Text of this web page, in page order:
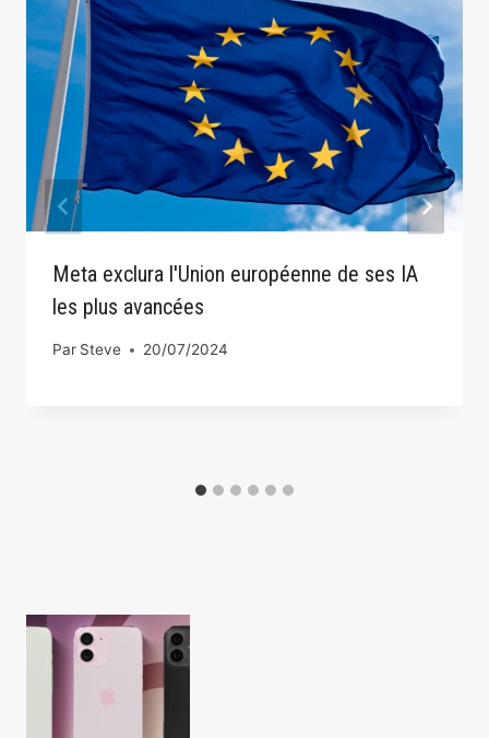
Meta exclura l'Union européenne de ses IA
les plus avancées
Par Steve 20/07/2024